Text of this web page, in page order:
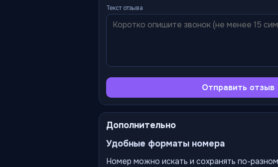
Текст отзыва
Отправить отзыв
Дополнительно
Удобные форматы номера
Номер можно искать и сохранять по-